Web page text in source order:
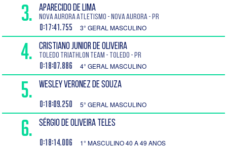
3. APARECIDO DE LIMA
Nova Aurora Atletismo - Nova Aurora - PR
0:17:41.755 3° GERAL MASCULINO
4. CRISTIANO JUNIOR DE OLIVEIRA
Toledo Triathlon Team - Toledo - PR
0:18:07.886 4° GERAL MASCULINO
5. WESLEY VERONEZ DE SOUZA
0:18:09.250 5° GERAL MASCULINO
6. SÉRGIO DE OLIVEIRA TELES
0:18:14.006 1° MASCULINO 40 A 49 ANOS